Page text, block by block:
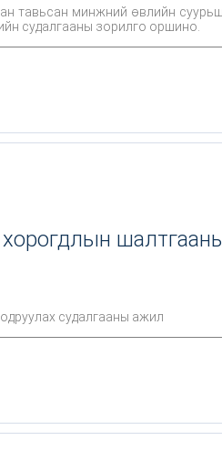
тавьсан минжний өвлийн
судалгааны зорилго оршино.
судалгааны ажил